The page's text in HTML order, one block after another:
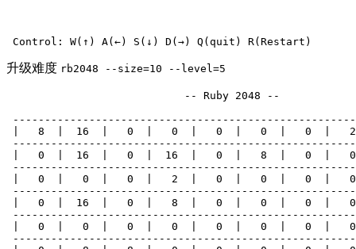
升级难度 rb2048 --size=10 --level=5
                            -- Ruby 2048 --
|   8  |  16  |   0  |   0  |   0  |   0  |   0  |
|   0  |  16  |   0  |  16  |   0  |   8  |   0  |
|   0  |   0  |   0  |   2  |   0  |   0  |   0  |
|   0  |  16  |   0  |   8  |   0  |   0  |   0  |
|   0  |   0  |   0  |   0  |   0  |   0  |   0  |